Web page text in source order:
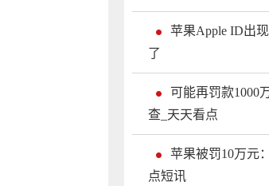
苹果Apple ID出
了
可能再罚款1000
查_天天看点
苹果被罚10万元
点短讯